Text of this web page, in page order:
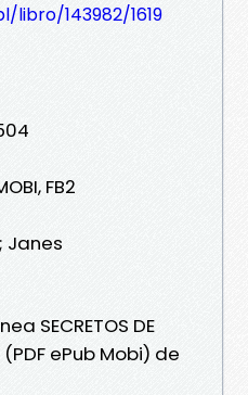
143982/1619
FB2
Janes
SECRETOS DE
ePub Mobi) de